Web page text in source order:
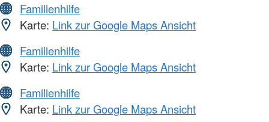
Familienhilfe
Karte: Link zur Google Maps Ansicht
Familienhilfe
Karte: Link zur Google Maps Ansicht
Familienhilfe
Karte: Link zur Google Maps Ansicht